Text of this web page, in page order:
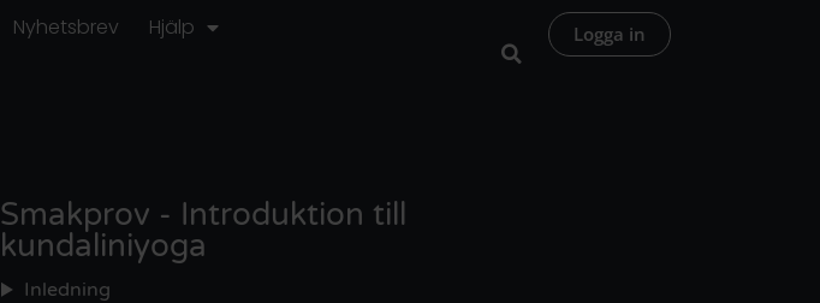
Nyhetsbrev Hjälp Logga in
Smakprov - Introduktion till
kundaliniyoga
Inledning